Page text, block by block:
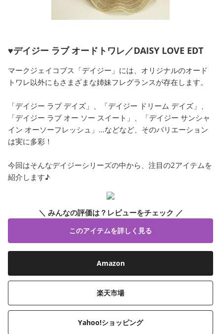
♥デイジー ラブ オードトワレ／DAISY LOVE EDT
マークジェイコブス「デイジー」には、オリジナルのオード
トワレ以外にもさまざまな姉妹フレグランスが存在します。
「デイジー ラブ デイズ」、「デイジー ドリーム デイズ」、
「デイジー ラブ オー ソー スイート」、「デイジー サンシャ
イン オーソーフレッシュ」…などなど、そのバリエーション
は実に多彩！
今回はそんなデイジーシリーズの中から、注目の2アイテムを
紹介します♪
＼ みんなの評価は？レビューをチェック ／
このアイテムを詳しく見る
Amazon
楽天市場
Yahoo!ショッピング